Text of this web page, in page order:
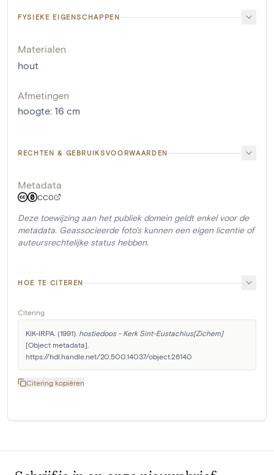
FYSIEKE EIGENSCHAPPEN
Materialen
hout
Afmetingen
hoogte: 16 cm
RECHTEN & GEBRUIKSVOORWAARDEN
Metadata
CC0
Deze toewijzing aan het publiek domein geldt enkel voor de
metadata. Geassocieerde foto's kunnen een eigen licentie of
auteursrechtelijke status hebben.
HOE TE CITEREN
Citering
KIK-IRPA. (1991). hostiedoos - Kerk Sint-Eustachius[Zichem]
[Object metadata].
https://hdl.handle.net/20.500.14037/object.26140
Citering kopiëren